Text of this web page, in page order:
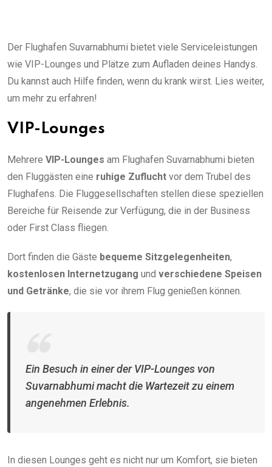
Der Flughafen Suvarnabhumi bietet viele Serviceleistungen
wie VIP-Lounges und Plätze zum Aufladen deines Handys.
Du kannst auch Hilfe finden, wenn du krank wirst. Lies weiter,
um mehr zu erfahren!
VIP-Lounges
Mehrere VIP-Lounges am Flughafen Suvarnabhumi bieten
den Fluggästen eine ruhige Zuflucht vor dem Trubel des
Flughafens. Die Fluggesellschaften stellen diese speziellen
Bereiche für Reisende zur Verfügung, die in der Business
oder First Class fliegen.
Dort finden die Gäste bequeme Sitzgelegenheiten,
kostenlosen Internetzugang und verschiedene Speisen
und Getränke, die sie vor ihrem Flug genießen können.
Ein Besuch in einer der VIP-Lounges von
Suvarnabhumi macht die Wartezeit zu einem
angenehmen Erlebnis.
In diesen Lounges geht es nicht nur um Komfort, sie bieten